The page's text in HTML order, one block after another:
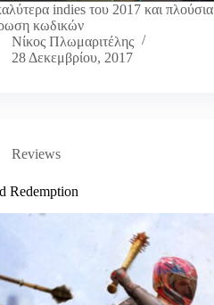
indies του 2017 και πλούσια
κωδικών
Νίκος Πλωμαριτέλης
28 Δεκεμβρίου, 2017
Reviews
Redemption